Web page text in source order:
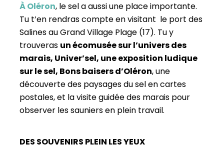
À Oléron, le sel a aussi une place importante.
Tu t’en rendras compte en visitant le port des
Salines au Grand Village Plage (17). Tu y
trouveras un écomusée sur l’univers des
marais, Univer’sel, une exposition ludique
sur le sel, Bons baisers d’Oléron, une
découverte des paysages du sel en cartes
postales, et la visite guidée des marais pour
observer les sauniers en plein travail.
DES SOUVENIRS PLEIN LES YEUX